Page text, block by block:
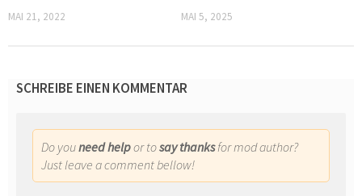
MAI 21, 2022 MAI 5, 2025
SCHREIBE EINEN KOMMENTAR
Do youneed helpor tosay thanksfor mod author?
Just leave a comment bellow!